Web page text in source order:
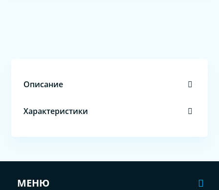
Описание
Характеристики
МЕНЮ